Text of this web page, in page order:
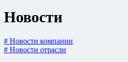
Новости
# Новости компании
# Новости отрасли